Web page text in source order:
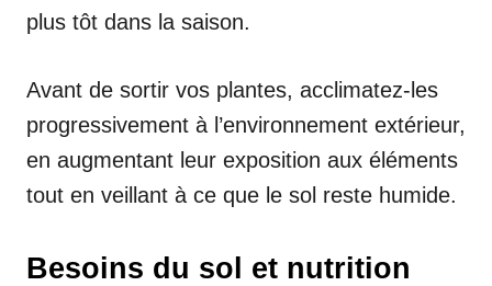
plus tôt dans la saison.
Avant de sortir vos plantes, acclimatez-les
progressivement à l’environnement extérieur,
en augmentant leur exposition aux éléments
tout en veillant à ce que le sol reste humide.
Besoins du sol et nutrition